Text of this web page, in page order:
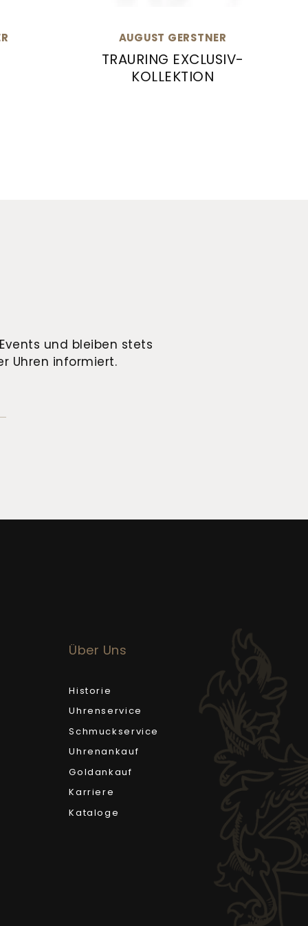
AUGUST GERSTNER
TRAURING EXCLUSIV-
KOLLEKTION
und bleiben stets
Uhren informiert.
Über Uns
Historie
Uhrenservice
Schmuckservice
Uhrenankauf
Goldankauf
Karriere
Kataloge